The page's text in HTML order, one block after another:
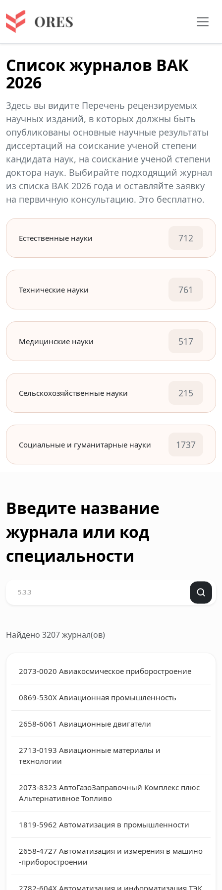
Список журналов ВАК
2026
Здесь вы видите Перечень рецензируемых
научных изданий, в которых должны быть
опубликованы основные научные результаты
диссертаций на соискание ученой степени
кандидата наук, на соискание ученой степени
доктора наук. Выбирайте подходящий журнал
из списка ВАК 2026 года и оставляйте заявку
на первичную консультацию. Это бесплатно.
Естественные науки 712
Технические науки 761
Медицинские науки 517
Сельскохозяйственные науки 215
Социальные и гуманитарные науки 1737
Введите название
журнала или код
специальности
Найдено 3207 журнал(ов)
2073-0020 Авиакосмическое приборостроение
0869-530X Авиационная промышленность
2658-6061 Авиационные двигатели
2713-0193 Авиационные материалы и
технологии
2073-8323 АвтоГазоЗаправочный Комплекс плюс
Альтернативное Топливо
1819-5962 Автоматизация в промышленности
2658-4727 Автоматизация и измерения в машино
-приборостроении
2782-604X Автоматизация и информатизация ТЭК